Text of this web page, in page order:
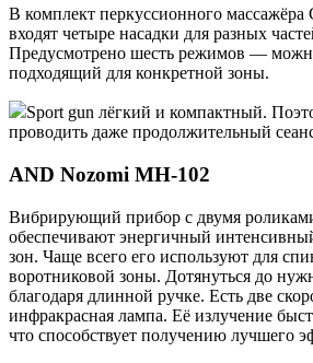
В комплект перкуссионного массажёра
входят четыре насадки для разных
Предусмотрено шесть режимов —
подходящий для конкретной зоны.
Sport gun лёгкий и компактный.
проводить даже продолжительный
AND Nozomi MH-102
Вибрирующий прибор с двумя
обеспечивают энергичный
зон. Чаще всего его используют для
воротниковой зоны. Дотянуться до
благодаря длинной ручке. Есть две
инфракрасная лампа. Её излучение
что способствует получению лучшего